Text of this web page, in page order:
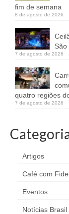
fim de semana
8 de agosto de 2026
7 de agosto de 2026
quatro regiões
7 de agosto de 2026
Artigos
Café com
Eventos
Notícias Brasil